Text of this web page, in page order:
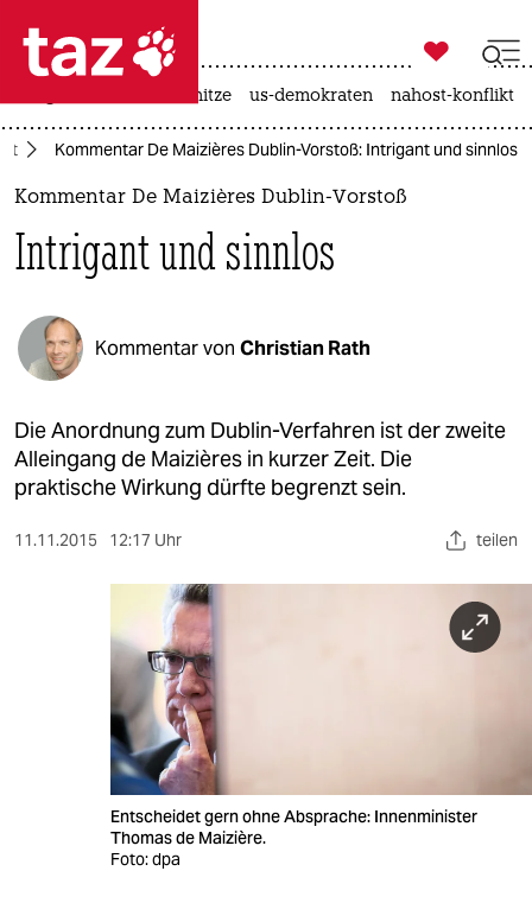
 taz zahl ich
taz zahl ich
politik
öko
gesellschaft
kultur
sport
berlin
wahrheit
veranstaltungen

taz zahl ich
hitze us-demokraten nahost-konflikt
Kommentar De Maizières Dublin-Vorstoß: Intrigant und sinnlos
Kommentar De Maizières Dublin-Vorstoß
Intrigant und sinnlos
Kommentar von Christian Rath
Die Anordnung zum Dublin-Verfahren ist der zweite
Alleingang de Maizières in kurzer Zeit. Die
praktische Wirkung dürfte begrenzt sein.
11.11.2015 12:17 Uhr teilen
Entscheidet gern ohne Absprache: Innenminister
Thomas de Maizière.
Foto: dpa